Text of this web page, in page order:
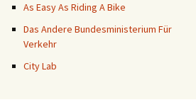
As Easy As Riding A Bike
Das Andere Bundesministerium Für
Verkehr
City Lab